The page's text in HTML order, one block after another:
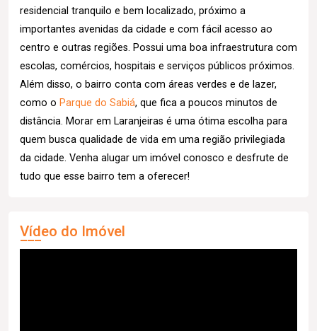
residencial tranquilo e bem localizado, próximo a
importantes avenidas da cidade e com fácil acesso ao
centro e outras regiões. Possui uma boa infraestrutura com
escolas, comércios, hospitais e serviços públicos próximos.
Além disso, o bairro conta com áreas verdes e de lazer,
como o Parque do Sabiá, que fica a poucos minutos de
distância. Morar em Laranjeiras é uma ótima escolha para
quem busca qualidade de vida em uma região privilegiada
da cidade. Venha alugar um imóvel conosco e desfrute de
tudo que esse bairro tem a oferecer!
Vídeo do Imóvel